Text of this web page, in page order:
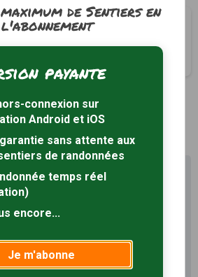
1
maximum de
France avec rando
en France :
de Sentiers en
payante
connexion sur
Android et iOS
sans attente aux
de randonnées
temps réel
encore...
Je m'abonne